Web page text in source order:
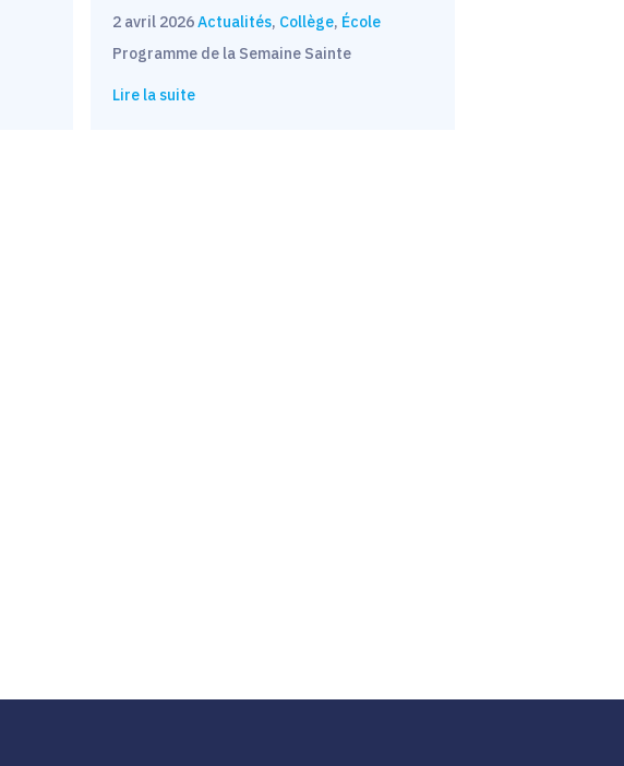
2 avril 2026Actualités, Collège, École
Programme de la Semaine Sainte
Lire la suite